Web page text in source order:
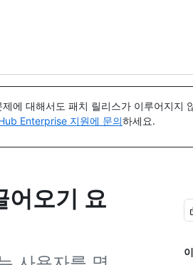
에 대해서도 패치 릴리스가 이루어지지
Enterprise 지원에 문의하세요.
어오기 요